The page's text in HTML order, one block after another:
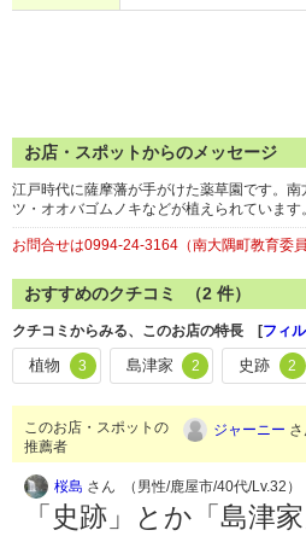
お店・スポットからのメッセージ
江戸時代に薩摩藩が手がけた薬草園です。
ツ・オオバゴムノキなどが植えられています
お問合せは0994-24-3164（南大隅町教育委
おすすめのクチコミ （2 件）
クチコミからみる、このお店の特長 [フィ
植物 3 島津家 2 史跡 2
このお店・スポットの
推薦者
ジャーニー
桜島 さん （男性/鹿屋市/40代/Lv.32）
「史跡」とか「島津